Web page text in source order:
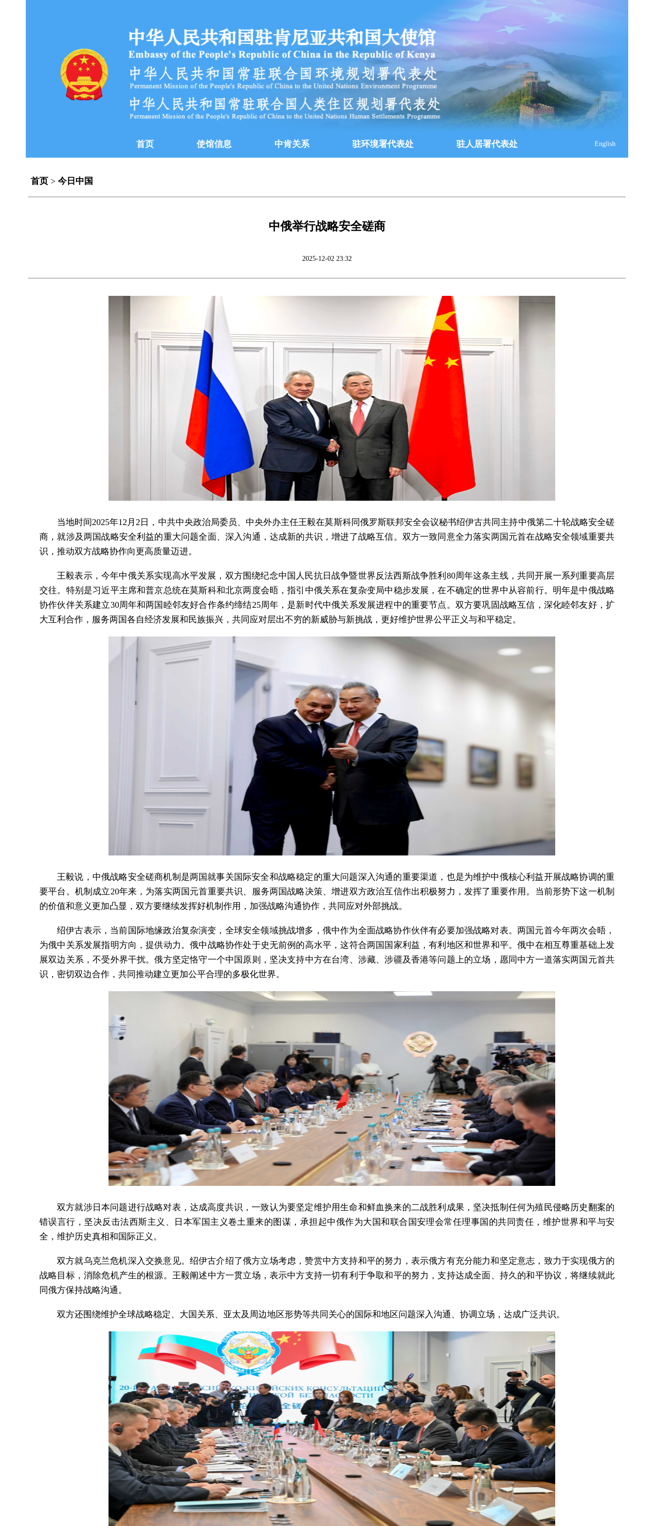
首页 使馆信息 中肯关系 驻环境署代表处 驻人居署代表处 English
首页 > 今日中国
中俄举行战略安全磋商
2025-12-02 23:32
当地时间2025年12月2日，中共中央政治局委员、中央外办主任王毅在莫斯科同俄罗斯联邦安全会议秘书绍伊古共同主持中俄第二十轮战略安全磋
商，就涉及两国战略安全利益的重大问题全面、深入沟通，达成新的共识，增进了战略互信。双方一致同意全力落实两国元首在战略安全领域重要共
识，推动双方战略协作向更高质量迈进。
王毅表示，今年中俄关系实现高水平发展，双方围绕纪念中国人民抗日战争暨世界反法西斯战争胜利80周年这条主线，共同开展一系列重要高层
交往。特别是习近平主席和普京总统在莫斯科和北京两度会晤，指引中俄关系在复杂变局中稳步发展，在不确定的世界中从容前行。明年是中俄战略
协作伙伴关系建立30周年和两国睦邻友好合作条约缔结25周年，是新时代中俄关系发展进程中的重要节点。双方要巩固战略互信，深化睦邻友好，扩
大互利合作，服务两国各自经济发展和民族振兴，共同应对层出不穷的新威胁与新挑战，更好维护世界公平正义与和平稳定。
王毅说，中俄战略安全磋商机制是两国就事关国际安全和战略稳定的重大问题深入沟通的重要渠道，也是为维护中俄核心利益开展战略协调的重
要平台。机制成立20年来，为落实两国元首重要共识、服务两国战略决策、增进双方政治互信作出积极努力，发挥了重要作用。当前形势下这一机制
的价值和意义更加凸显，双方要继续发挥好机制作用，加强战略沟通协作，共同应对外部挑战。
绍伊古表示，当前国际地缘政治复杂演变，全球安全领域挑战增多，俄中作为全面战略协作伙伴有必要加强战略对表。两国元首今年两次会晤，
为俄中关系发展指明方向，提供动力。俄中战略协作处于史无前例的高水平，这符合两国国家利益，有利地区和世界和平。俄中在相互尊重基础上发
展双边关系，不受外界干扰。俄方坚定恪守一个中国原则，坚决支持中方在台湾、涉藏、涉疆及香港等问题上的立场，愿同中方一道落实两国元首共
识，密切双边合作，共同推动建立更加公平合理的多极化世界。
双方就涉日本问题进行战略对表，达成高度共识，一致认为要坚定维护用生命和鲜血换来的二战胜利成果，坚决抵制任何为殖民侵略历史翻案的
错误言行，坚决反击法西斯主义、日本军国主义卷土重来的图谋，承担起中俄作为大国和联合国安理会常任理事国的共同责任，维护世界和平与安
全，维护历史真相和国际正义。
双方就乌克兰危机深入交换意见。绍伊古介绍了俄方立场考虑，赞赏中方支持和平的努力，表示俄方有充分能力和坚定意志，致力于实现俄方的
战略目标，消除危机产生的根源。王毅阐述中方一贯立场，表示中方支持一切有利于争取和平的努力，支持达成全面、持久的和平协议，将继续就此
同俄方保持战略沟通。
双方还围绕维护全球战略稳定、大国关系、亚太及周边地区形势等共同关心的国际和地区问题深入沟通、协调立场，达成广泛共识。